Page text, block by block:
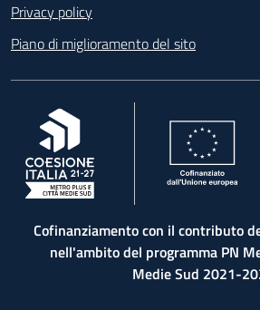
Privacy policy
Piano di miglioramento del sito
, apre in una nuova scheda
Cofinanziamento con il contributo
nell'ambito del programma PN
Medie Sud 2021-